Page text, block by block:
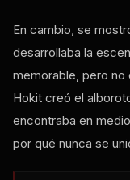
En cambio, se
desarrollaba la
memorable, pero
Hokit creó el
encontraba en
por qué nunca se